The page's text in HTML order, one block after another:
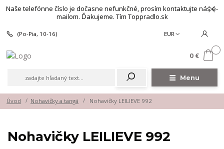
Naše telefónne číslo je dočasne nefunkčné, prosím kontaktujte nás e-
mailom. Ďakujeme. Tím Toppradlo.sk
Menu
EUR
(Po-Pia, 10-16)
0 €
Úvod Nohavičky a tangá Nohavičky LEILIEVE 992
Nohavičky LEILIEVE 992